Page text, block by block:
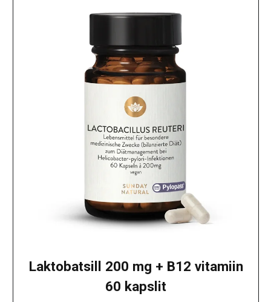
Laktobatsill 200 mg + B12 vitamiin
60 kapslit